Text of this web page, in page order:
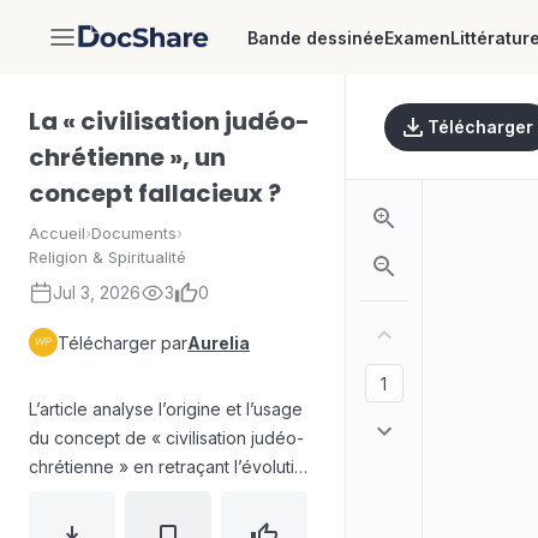
DocShare Bande dessinéeExamenLittérature
La « civilisation judéo-
chrétienne », un
concept fallacieux ?
Accueil›Documents›
Religion & Spiritualité
Jul 3, 2026 3 0
Télécharger parAurelia
L’article analyse l’origine et l’usage
du concept de « civilisation judéo-
chrétienne » en retraçant l’évolution
Lumières jusqu’aux connotations
Télécharger